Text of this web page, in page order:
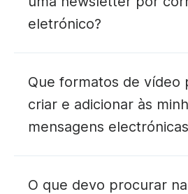
eletrónico?
Que formatos de vídeo
criar e adicionar às
mensagens
O que devo procurar